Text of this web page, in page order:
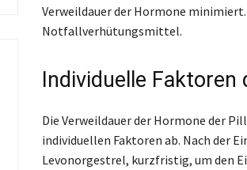
Verweildauer der Hormone
Notfallverhütungsmittel.
Individuelle Faktoren
Die Verweildauer der Hormone der
individuellen Faktoren ab. Nach der
Levonorgestrel, kurzfristig, um den